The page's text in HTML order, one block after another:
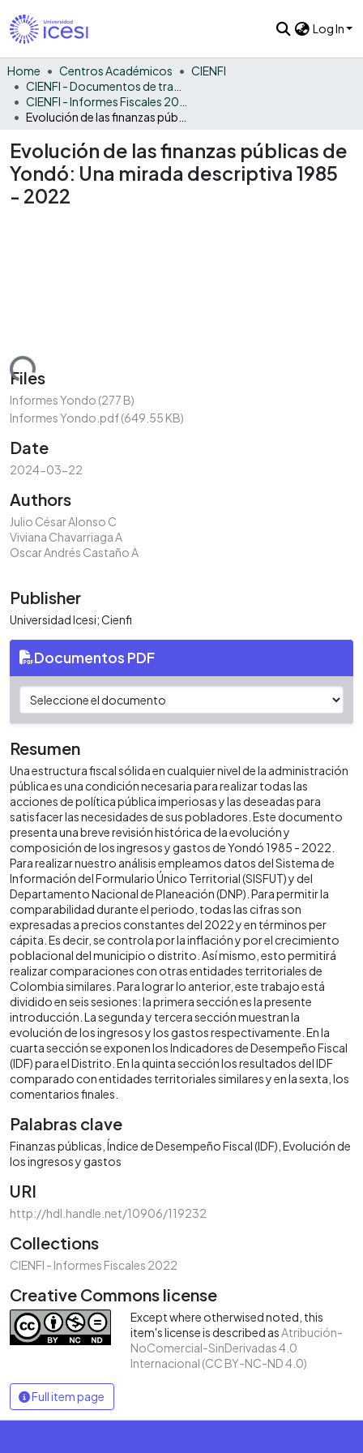
Log In
Home Centros Académicos
CIENFI
Evolución de las finanzas públicas de
Yondó: Una mirada descriptiva 1985
- 2022
Files
Informes Yondo (277 B)
Informes Yondo.pdf(649.55 KB)
Date
2024-03-22
Authors
Julio César Alonso C
Viviana Chavarriaga A
Oscar Andrés Castaño A
Publisher
Universidad Icesi; Cienfi
Documentos PDF
Resumen
Una estructura fiscal sólida en cualquier nivel de la administración
pública es una condición necesaria para realizar todas las
acciones de política pública imperiosas y las deseadas para
satisfacer las necesidades de sus pobladores. Este documento
presenta una breve revisión histórica de la evolución y
composición de los ingresos y gastos de Yondó 1985 - 2022.
Para realizar nuestro análisis empleamos datos del Sistema de
Información del Formulario Único Territorial (SISFUT) y del
Departamento Nacional de Planeación (DNP). Para permitir la
comparabilidad durante el periodo, todas las cifras son
expresadas a precios constantes del 2022 y en términos per
cápita. Es decir, se controla por la inflación y por el crecimiento
poblacional del municipio o distrito. Así mismo, esto permitirá
realizar comparaciones con otras entidades territoriales de
Colombia similares. Para lograr lo anterior, este trabajo está
dividido en seis sesiones: la primera sección es la presente
introducción. La segunda y tercera sección muestran la
evolución de los ingresos y los gastos respectivamente. En la
cuarta sección se exponen los Indicadores de Desempeño Fiscal
(IDF) para el Distrito. En la quinta sección los resultados del IDF
comparado con entidades territoriales similares y en la sexta, los
comentarios finales.
Palabras clave
Finanzas públicas Índice de Desempeño Fiscal (IDF) Evolución de
los ingresos y gastos
URI
http://hdl.handle.net/10906/119232
Collections
CIENFI - Informes Fiscales 2022
Creative Commons license
Except where otherwised noted, this
item's license is described asAtribución-
NoComercial-SinDerivadas 4.0
Internacional (CC BY-NC-ND 4.0)
Full item page